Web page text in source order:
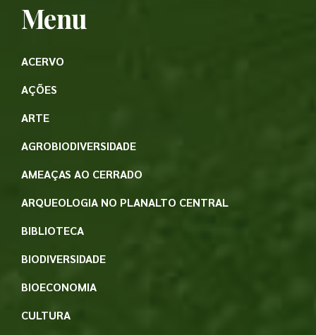
Menu
ACERVO
AÇÕES
ARTE
AGROBIODIVERSIDADE
AMEAÇAS AO CERRADO
ARQUEOLOGIA NO PLANALTO CENTRAL
BIBLIOTECA
BIODIVERSIDADE
BIOECONOMIA
CULTURA